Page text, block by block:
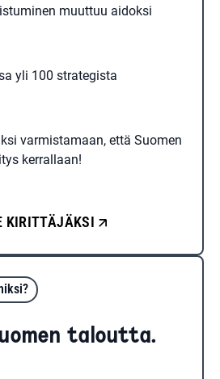
muuttuu aidoksi
yli 100 strategista
varmistamaan, että Suomen
kerrallaan!
KIRITTÄJÄKSI
taloutta.